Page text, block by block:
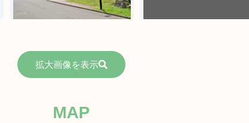
拡大画像を表示
MAP